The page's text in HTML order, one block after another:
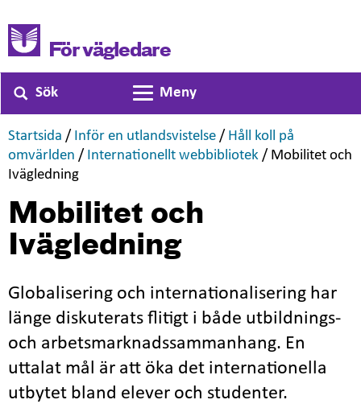
För vägledare
Sök
Växla navigering
Meny
Startsida ,
/ Inför en utlandsvistelse ,
/ Håll koll på
omvärlden ,
/ Internationellt webbibliotek ,
/ Mobilitet och
Ivägledning,
Mobilitet och
Ivägledning
Globalisering och internationalisering har
länge diskuterats flitigt i både utbildnings-
och arbetsmarknadssammanhang. En
uttalat mål är att öka det internationella
utbytet bland elever och studenter.